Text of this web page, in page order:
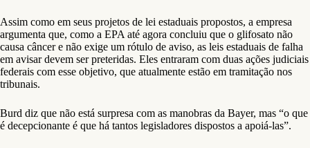
Assim como em seus projetos de lei estaduais propostos, a empresa
argumenta que, como a EPA até agora concluiu que o glifosato não
causa câncer e não exige um rótulo de aviso, as leis estaduais de falha
em avisar devem ser preteridas. Eles entraram com duas ações judiciais
federais com esse objetivo, que atualmente estão em tramitação nos
tribunais.
Burd diz que não está surpresa com as manobras da Bayer, mas “o que
é decepcionante é que há tantos legisladores dispostos a apoiá-las”.